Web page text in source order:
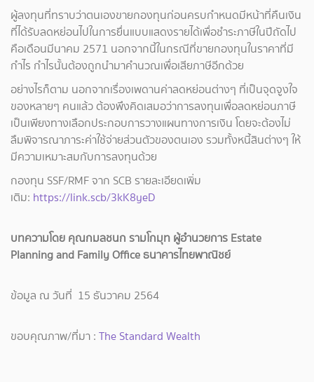
ผู้ลงทุนที่ทราบว่าตนเองขายกองทุนก่อนครบกำหนดมีหน้าที่คืนเงิน
ที่ได้รับลดหย่อนไปในการยื่นแบบแสดงรายได้เพื่อชำระภาษีในปีถัดไป
คือเดือนมีนาคม 2571 นอกจากนี้ในกรณีที่ขายกองทุนในราคาที่มี
กำไร กำไรนั้นต้องถูกนำมาคำนวณเพื่อเสียภาษีอีกด้วย
อย่างไรก็ตาม นอกจากเรื่องเพดานค่าลดหย่อนต่างๆ ที่เป็นจุดจูงใจ
ของหลายๆ คนแล้ว ต้องพึงคิดเสมอว่าการลงทุนเพื่อลดหย่อนภาษี
เป็นเพียงทางเลือกประกอบการวางแผนทางการเงิน โดยจะต้องไม่
ลืมพิจารณาภาระค่าใช้จ่ายส่วนตัวของตนเอง รวมทั้งหนี้สินต่างๆ ให้
มีความเหมาะสมกับการลงทุนด้วย
กองทุน SSF/RMF จาก SCB รายละเอียดเพิ่ม
เติม: https://link.scb/3kK8yeD
บทความโดย คุณกมลชนก รามโกมุท ผู้อำนวยการ Estate
Planning and Family Office ธนาคารไทยพาณิชย์
ข้อมูล ณ วันที่ 15 ธันวาคม 2564
ขอบคุณภาพ/ที่มา : The Standard Wealth